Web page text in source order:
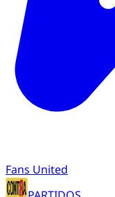
Fans United